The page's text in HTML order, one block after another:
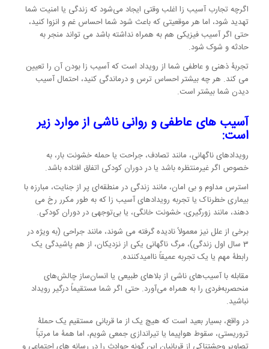
اگرچه تجارب آسیب زا اغلب وقتی ایجاد می‌شود که زندگی یا امنیت شما
تهدید شود، اما هر موقعیتی که باعث شود شما احساس غم و انزوا کنید،
حتی اگر آسیب فیزیکی هم به همراه نداشته باشد می تواند منجر به
حادثه و شوک شود.
تجربۀ ذهنی و عاطفی شما از رویداد است که آسیب زا بودن آن را تعیین
می کند. هر چه بیشتر احساس ترس و درماندگی کنید، احتمال آسیب
دیدن شما بیشتر است.
آسیب های عاطفی و روانی ناشی از موارد زیر
است:
رویدادهای ناگهانی، مانند تصادف، جراحت یا حمله خشونت بار، به
خصوص اگر غیرمنتظره باشد یا در دوران کودکی اتفاق افتاده باشد.
استرس مداوم و بی امان، مانند زندگی در منطقه‌ای پر از جنایت، مبارزه با
بیماری خطرناک یا تجربه رویدادهای آسیب زا که به طور مکرر رخ می
دهند، مانند زورگیری، خشونت خانگی، یا بی‌توجهی در دوران کودکی.
برخی از علل نیز معمولاً نادیده گرفته می شوند، مانند جراحی (به ویژه در
3 سال اول زندگی)، مرگ ناگهانی یکی از نزدیکان، از هم پاشیدگی یک
رابطۀ مهم یا یک تجربه عمیقاً ناامیدکننده.
مقابله با آسیب‌های ناشی از بلاهای طبیعی یا انسان‌ساز چالش‌های
منحصربه‌فردی را به همراه می‌آورد. حتی اگر شما مستقیماً درگیر رویداد
نباشید.
در واقع، بسیار بعید است که هیچ یک از ما قربانی مستقیم یک حملۀ
تروریستی، سقوط هواپیما یا تیراندازی جمعی شویم، اما همۀ ما مرتباً
تصاویر وحشتناکی از قربانیان این گونه حوادث را در رسانه های اجتماعی و